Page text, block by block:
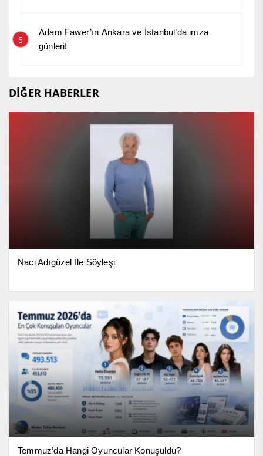
5
Adam Fawer’ın Ankara ve İstanbul’da imza
günleri!
DİĞER HABERLER
Naci Adıgüzel İle Söyleşi
Temmuz’da Hangi Oyuncular Konuşuldu?